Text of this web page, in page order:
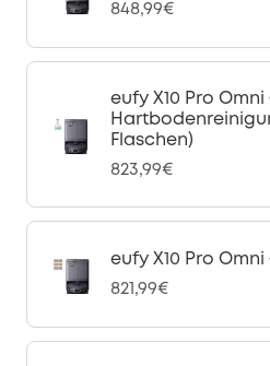
848,99€
eufy X10 Pro Omni
Flaschen)
823,99€
eufy X10 Pro
821,99€